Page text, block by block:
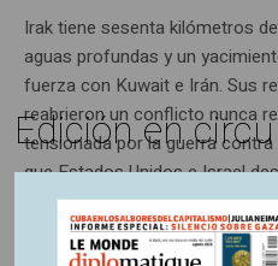
Irak tiene sesenta kilómetros
aguas profundas y un
fuerza con Kuwait e Irán. Sus
reabrieron un conflicto nunca
tensionada por la guerra
que Estados Unidos e Israel
Edición en